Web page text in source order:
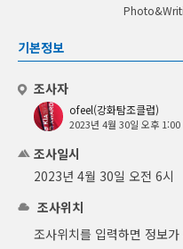
기본정보
조사자
ofeel(강화탐조클럽)
2023년 4월 30일 오후 1:00
조사일시
2023년 4월 30일 오전 6시
조사위치
조사위치를 입력하면 정보